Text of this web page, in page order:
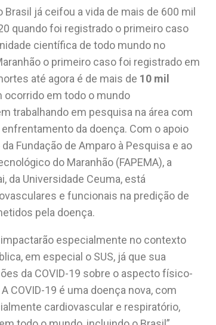
Brasil já ceifou a vida de mais de 600 mil
quando foi registrado o primeiro caso
científica de todo mundo no
o primeiro caso foi registrado em
até agora é de mais de 10 mil
ocorrido em todo o mundo
trabalhando em pesquisa na área com
da doença. Com o apoio
Fundação de Amparo à Pesquisa e ao
do Maranhão (FAPEMA), a
da Universidade Ceuma, está
e funcionais na predição de
pela doença.
especialmente no contexto
em especial o SUS, já que sua
da COVID-19 sobre o aspecto físico-
COVID-19 é uma doença nova, com
cardiovascular e respiratório,